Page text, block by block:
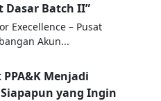
Dasar Batch II”
Execellence – Pusat
Akun...
Menjadi
yang Ingin